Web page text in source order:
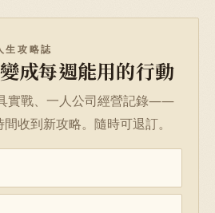
生攻略誌
成每週能用的行動
實戰、一人公司經營記錄——
收到新攻略。隨時可退訂。